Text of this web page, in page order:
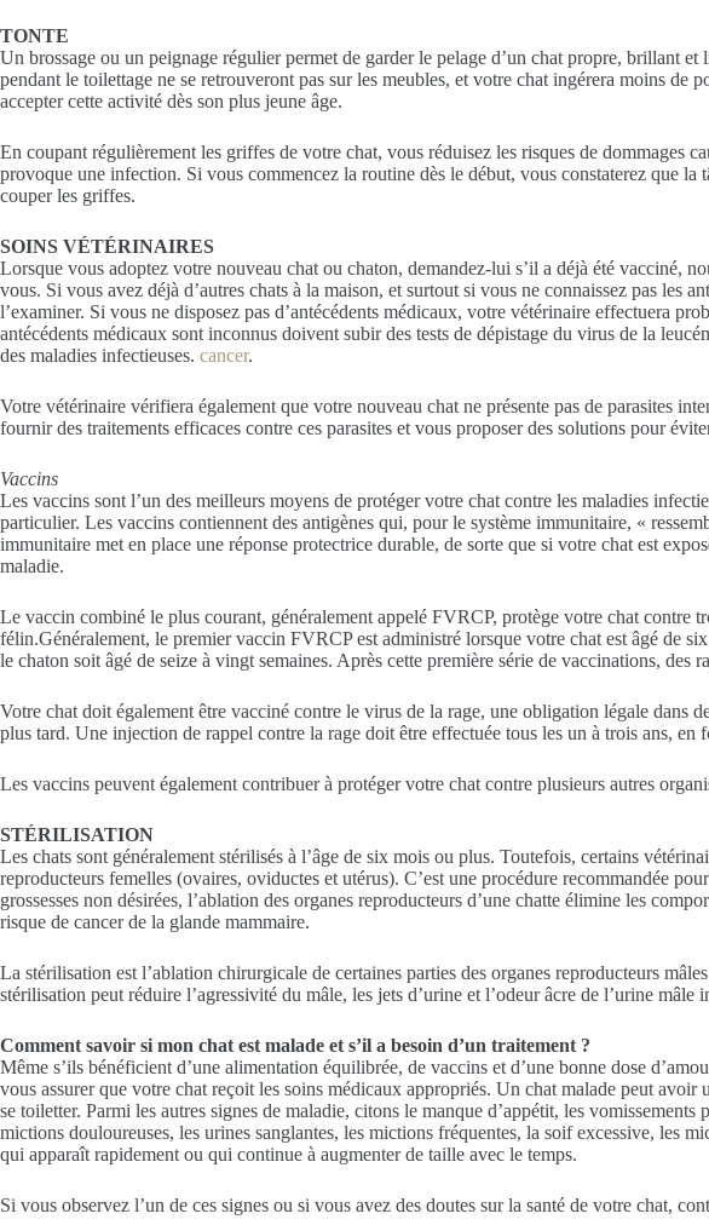
TONTE
Un brossage ou un peignage régulier permet de garder le pelage d’un chat propre, brillant
pendant le toilettage ne se retrouveront pas sur les meubles, et votre chat ingérera moins
accepter cette activité dès son plus jeune âge.
En coupant régulièrement les griffes de votre chat, vous réduisez les risques de dommages
provoque une infection. Si vous commencez la routine dès le début, vous constaterez que
couper les griffes.
SOINS VÉTÉRINAIRES
Lorsque vous adoptez votre nouveau chat ou chaton, demandez-lui s’il a déjà été vacciné,
vous. Si vous avez déjà d’autres chats à la maison, et surtout si vous ne connaissez pas les
l’examiner. Si vous ne disposez pas d’antécédents médicaux, votre vétérinaire effectuera
antécédents médicaux sont inconnus doivent subir des tests de dépistage du virus de la
des maladies infectieuses. cancer.
Votre vétérinaire vérifiera également que votre nouveau chat ne présente pas de parasites
fournir des traitements efficaces contre ces parasites et vous proposer des solutions pour
Vaccins
Les vaccins sont l’un des meilleurs moyens de protéger votre chat contre les maladies
particulier. Les vaccins contiennent des antigènes qui, pour le système immunitaire, «
immunitaire met en place une réponse protectrice durable, de sorte que si votre chat est
maladie.
Le vaccin combiné le plus courant, généralement appelé FVRCP, protège votre chat
félin.Généralement, le premier vaccin FVRCP est administré lorsque votre chat est âgé de
le chaton soit âgé de seize à vingt semaines. Après cette première série de vaccinations, des
Votre chat doit également être vacciné contre le virus de la rage, une obligation légale dans
plus tard. Une injection de rappel contre la rage doit être effectuée tous les un à trois ans, en
Les vaccins peuvent également contribuer à protéger votre chat contre plusieurs autres
STÉRILISATION
Les chats sont généralement stérilisés à l’âge de six mois ou plus. Toutefois, certains
reproducteurs femelles (ovaires, oviductes et utérus). C’est une procédure recommandée
grossesses non désirées, l’ablation des organes reproducteurs d’une chatte élimine les
risque de cancer de la glande mammaire.
La stérilisation est l’ablation chirurgicale de certaines parties des organes reproducteurs
stérilisation peut réduire l’agressivité du mâle, les jets d’urine et l’odeur âcre de l’urine mâle
Comment savoir si mon chat est malade et s’il a besoin d’un traitement ?
Même s’ils bénéficient d’une alimentation équilibrée, de vaccins et d’une bonne dose
vous assurer que votre chat reçoit les soins médicaux appropriés. Un chat malade peut
se toiletter. Parmi les autres signes de maladie, citons le manque d’appétit, les
mictions douloureuses, les urines sanglantes, les mictions fréquentes, la soif excessive, les
qui apparaît rapidement ou qui continue à augmenter de taille avec le temps.
Si vous observez l’un de ces signes ou si vous avez des doutes sur la santé de votre chat,